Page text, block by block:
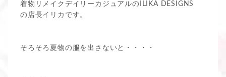
着物リメイクデイリーカジュアルのILIKA DESIGNS
の店長イリカです。
そろそろ夏物の服を出さないと・・・・